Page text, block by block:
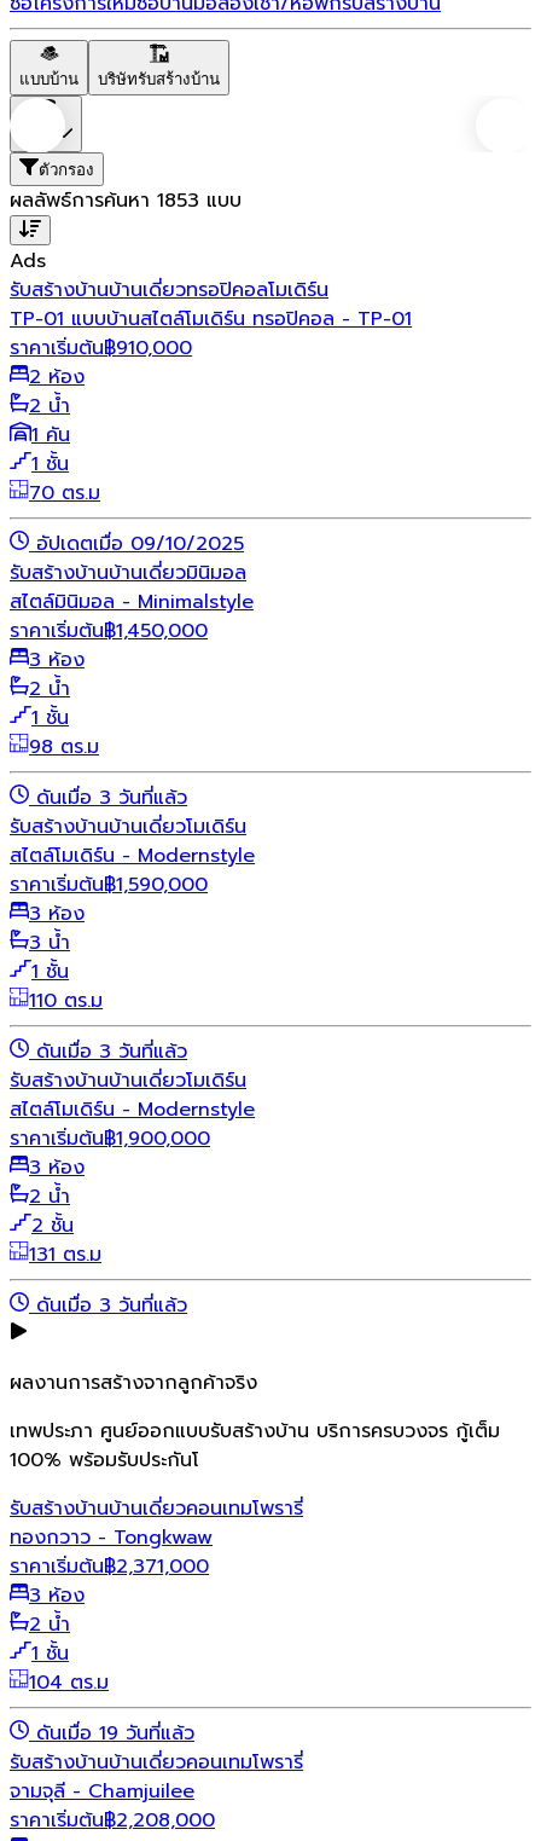
แบบบ้าน บริษัทรับสร้างบ้าน
ตัวกรอง
ผลลัพธ์การค้นหา 1853 แบบ
Ads
รับสร้างบ้านบ้านเดี่ยวทรอปิคอลโมเดิร์น
TP-01 แบบบ้านสไตล์โมเดิร์น ทรอปิคอล - TP-01
ราคาเริ่มต้น฿910,000
2 ห้อง
2 น้ำ
1 คัน
1 ชั้น
70 ตร.ม
อัปเดตเมื่อ 09/10/2025
รับสร้างบ้านบ้านเดี่ยวมินิมอล
สไตล์มินิมอล - Minimalstyle
ราคาเริ่มต้น฿1,450,000
3 ห้อง
2 น้ำ
1 ชั้น
98 ตร.ม
ดันเมื่อ 3 วันที่แล้ว
รับสร้างบ้านบ้านเดี่ยวโมเดิร์น
สไตล์โมเดิร์น - Modernstyle
ราคาเริ่มต้น฿1,590,000
3 ห้อง
3 น้ำ
1 ชั้น
110 ตร.ม
ดันเมื่อ 3 วันที่แล้ว
รับสร้างบ้านบ้านเดี่ยวโมเดิร์น
สไตล์โมเดิร์น - Modernstyle
ราคาเริ่มต้น฿1,900,000
3 ห้อง
2 น้ำ
2 ชั้น
131 ตร.ม
ดันเมื่อ 3 วันที่แล้ว
ผลงานการสร้างจากลูกค้าจริง
เทพประภา ศูนย์ออกแบบรับสร้างบ้าน บริการครบวงจร กู้เต็ม
100% พร้อมรับประกันโ
รับสร้างบ้านบ้านเดี่ยวคอนเทมโพรารี่
ทองกวาว - Tongkwaw
ราคาเริ่มต้น฿2,371,000
3 ห้อง
2 น้ำ
1 ชั้น
104 ตร.ม
ดันเมื่อ 19 วันที่แล้ว
รับสร้างบ้านบ้านเดี่ยวคอนเทมโพรารี่
จามจุลี - Chamjuilee
ราคาเริ่มต้น฿2,208,000